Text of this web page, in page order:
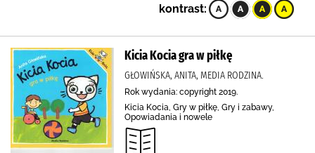
kontrast:
Kicia Kocia gra w piłkę
GŁOWIŃSKA, ANITA, MEDIA RODZINA.
Rok wydania: copyright 2019.
Kicia Kocia, Gry w piłkę, Gry i zabawy,
Opowiadania i nowele